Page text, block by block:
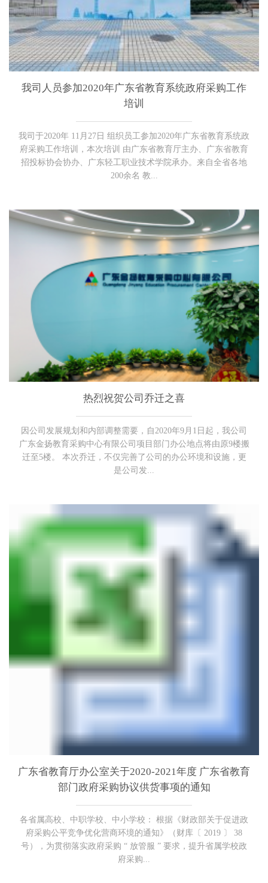
我司人员参加2020年广东省教育系统政府采购工作
培训
我司于2020年 11月27日 组织员工参加2020年广东省教育系统政
府采购工作培训，本次培训 由广东省教育厅主办、广东省教育
招投标协会协办、广东轻工职业技术学院承办。来自全省各地
200余名 教...
热烈祝贺公司乔迁之喜
因公司发展规划和内部调整需要，自2020年9月1日起，我公司
广东金扬教育采购中心有限公司项目部门办公地点将由原9楼搬
迁至5楼。 本次乔迁，不仅完善了公司的办公环境和设施，更
是公司发...
广东省教育厅办公室关于2020-2021年度 广东省教育
部门政府采购协议供货事项的通知
各省属高校、中职学校、中小学校： 根据《财政部关于促进政
府采购公平竞争优化营商环境的通知》（财库〔 2019 〕 38
号），为贯彻落实政府采购 “ 放管服 ” 要求，提升省属学校政
府采购...